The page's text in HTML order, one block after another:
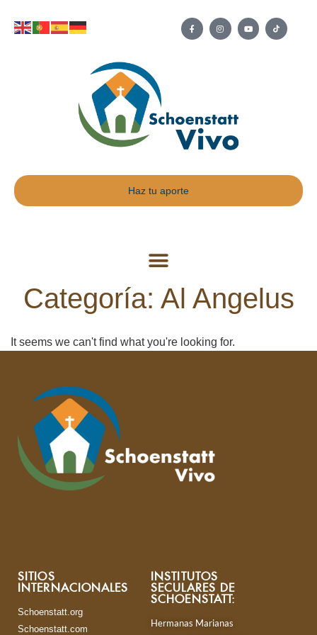
Haz tu aporte
Categoría: Al Angelus
It seems we can't find what you're looking for.
SITIOS
INTERNACIONALES
Schoenstatt.org
Schoenstatt.com
INSTITUTOS
SECULARES DE
SCHOENSTATT:
Hermanas Marianas